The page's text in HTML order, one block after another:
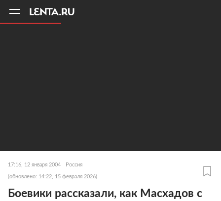
17:16, 12 января 2004 Россия
(обновлено: 14:22, 15 февраля 2026)
Боевики рассказали, как Масхадов с